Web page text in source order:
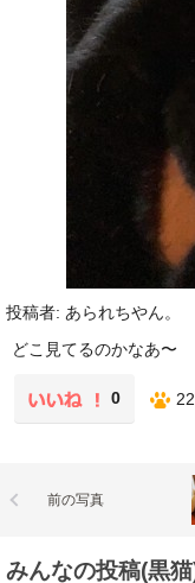
投稿者: あられちやん。
どこ見てるのかなあ〜
0
前の写真
みんなの投稿(黒